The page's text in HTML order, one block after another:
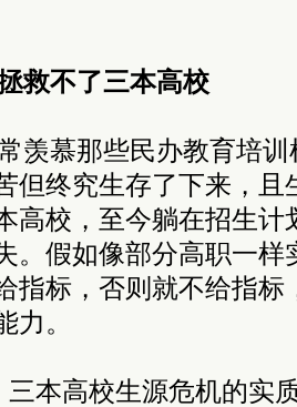
救不了三本高校
羡慕那些民办教育培
但终究生存了下来，且
高校，至今躺在招生计
。假如像部分高职一样
指标，否则就不给指标
力。
三本高校生源危机的实